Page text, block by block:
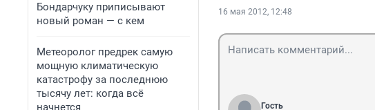
Бондарчуку приписывают
новый роман — с кем
Метеоролог предрек самую
мощную климатическую
катастрофу за последнюю
тысячу лет: когда всё
начнется
16 мая 2012, 12:48
Гость